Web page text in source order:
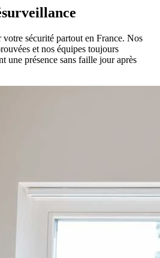
sécurité partout en France. Nos
et nos équipes toujours
une présence sans faille jour après